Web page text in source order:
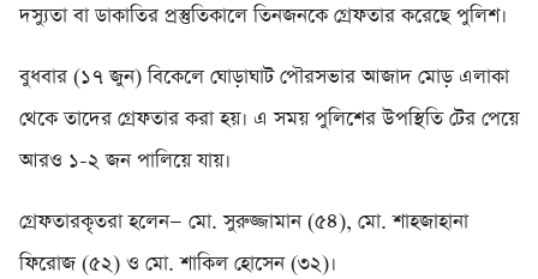
দস্যুতা বা ডাকাতির প্রস্তুতিকালে তিনজনকে গ্রেফতার করেছে পুলিশ।
বুধবার (১৭ জুন) বিকেলে ঘোড়াঘাট পৌরসভার আজাদ মোড় এলাকা
থেকে তাদের গ্রেফতার করা হয়। এ সময় পুলিশের উপস্থিতি টের পেয়ে
আরও ১-২ জন পালিয়ে যায়।
গ্রেফতারকৃতরা হলেন— মো. সুরুজ্জামান (৫৪), মো. শাহজাহানা
ফিরোজ (৫২) ও মো. শাকিল হোসেন (৩২)।